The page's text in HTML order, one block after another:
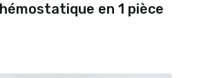
en 1 pièce